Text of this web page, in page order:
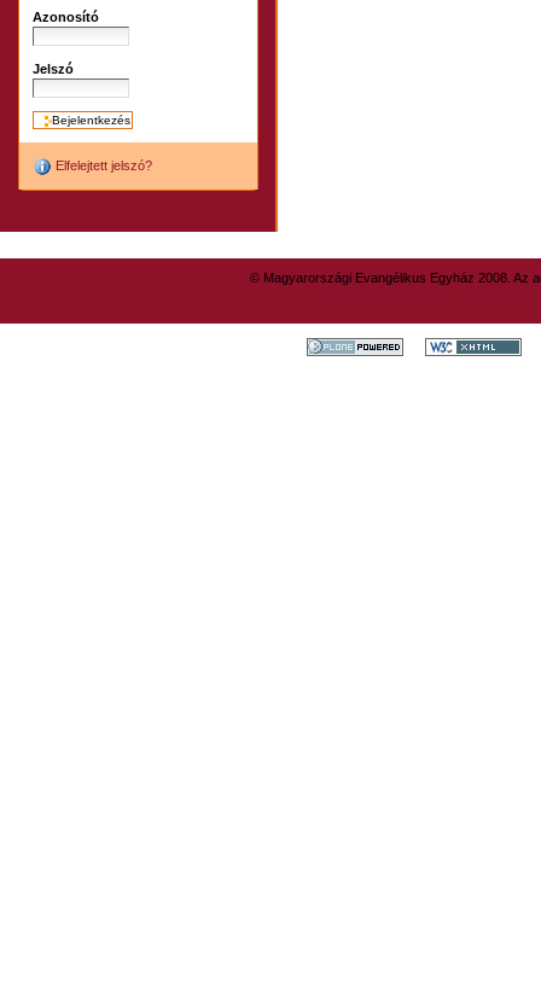
Azonosító
Jelszó
Elfelejtett jelszó?
© Magyarországi Evangélikus Egyház 2008. Az